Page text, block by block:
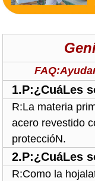
1.P:¿CuáLes
R:La materia
acero revestido
proteccióN.
2.P:¿CuáLes
R:Como la